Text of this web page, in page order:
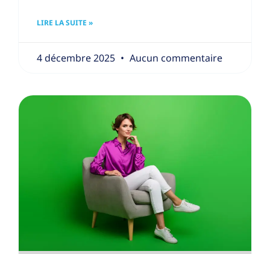
LIRE LA SUITE »
4 décembre 2025 Aucun commentaire